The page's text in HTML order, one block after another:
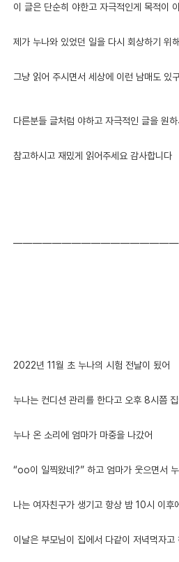
이 글은 단순히 야한고 자극적인게 목적이
제가 누나와 있었던 일을 다시 회상하기 위
그냥 읽어 주시면서 세상에 이런 남매도 있
다른분들 글처럼 야하고 자극적인 글을 원
참고하시고 재밌게 읽어주세요 감사합니다
2022년 11월 초 누나의 시험 전날이 됬어
누나는 컨디션 관리를 한다고 오후 8시쯤
누나 온 소리에 엄마가 마중을 나갔어
“oo이 일찍왔네?” 하고 엄마가 웃으면서
나는 여자친구가 생기고 항상 밤 10시 이후
이날은 부모님이 집에서 다같이 저녁먹자고